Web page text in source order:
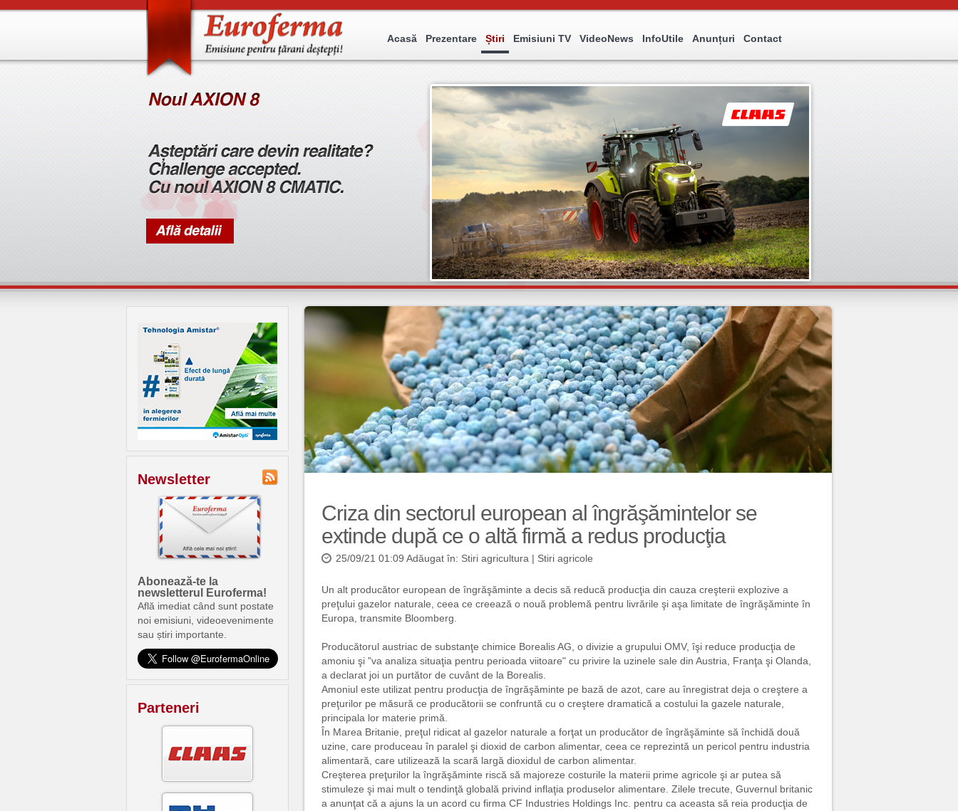
Acasă Prezentare Știri Emisiuni TV VideoNews InfoUtile Anunțuri Contact
Newsletter
Abonează-te la
newsletterul Euroferma!
Află imediat când sunt postate
noi emisiuni, videoevenimente
sau știri importante.
Parteneri
Criza din sectorul european al îngrăşămintelor se
extinde după ce o altă firmă a redus producţia
25/09/21 01:09 Adăugat în: Stiri agricultura | Stiri agricole
Un alt producător european de îngrăşăminte a decis să reducă producţia din cauza creşterii explozive a
preţului gazelor naturale, ceea ce creează o nouă problemă pentru livrările şi aşa limitate de îngrăşăminte în
Europa, transmite Bloomberg.
Producătorul austriac de substanţe chimice Borealis AG, o divizie a grupului OMV, îşi reduce producţia de
amoniu şi "va analiza situaţia pentru perioada viitoare" cu privire la uzinele sale din Austria, Franţa şi Olanda,
a declarat joi un purtător de cuvânt de la Borealis.
Amoniul este utilizat pentru producţia de îngrăşăminte pe bază de azot, care au înregistrat deja o creştere a
preţurilor pe măsură ce producătorii se confruntă cu o creştere dramatică a costului la gazele naturale,
principala lor materie primă.
În Marea Britanie, preţul ridicat al gazelor naturale a forţat un producător de îngrăşăminte să închidă două
uzine, care produceau în paralel şi dioxid de carbon alimentar, ceea ce reprezintă un pericol pentru industria
alimentară, care utilizează la scară largă dioxidul de carbon alimentar.
Creşterea preţurilor la îngrăşăminte riscă să majoreze costurile la materii prime agricole şi ar putea să
stimuleze şi mai mult o tendinţă globală privind inflaţia produselor alimentare. Zilele trecute, Guvernul britanic
a anunţat că a ajuns la un acord cu firma CF Industries Holdings Inc. pentru ca aceasta să reia producţia de